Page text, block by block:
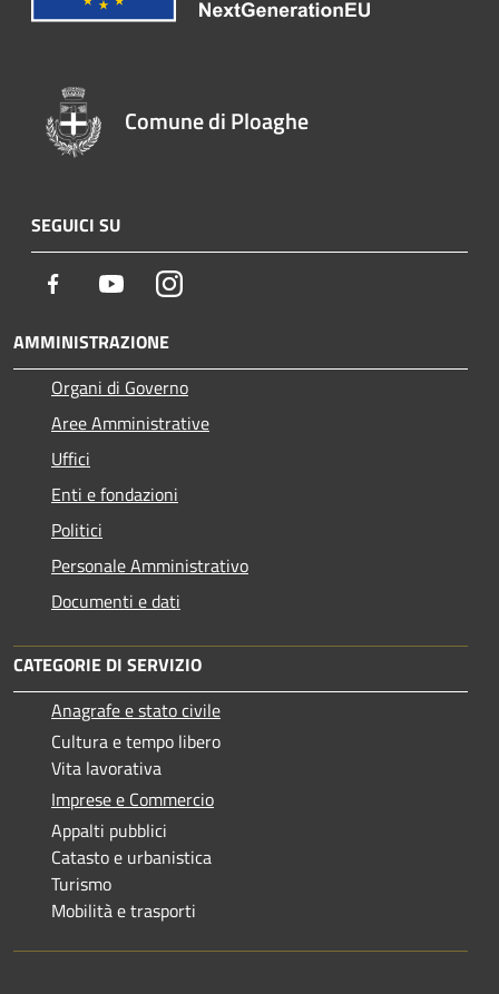
Comune di Ploaghe
SEGUICI SU
Facebook YoutubeInstagram
AMMINISTRAZIONE
Organi di Governo
Aree Amministrative
Uffici
Enti e fondazioni
Politici
Personale Amministrativo
Documenti e dati
CATEGORIE DI SERVIZIO
Anagrafe e stato civile
Cultura e tempo libero
Vita lavorativa
Imprese e Commercio
Appalti pubblici
Catasto e urbanistica
Turismo
Mobilità e trasporti